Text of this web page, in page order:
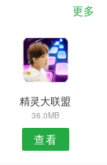
更多
精灵大联盟
36.0MB
查看